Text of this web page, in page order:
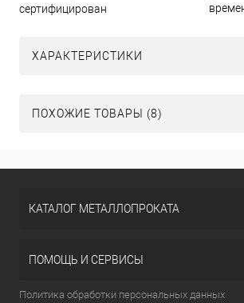
сертифицирован
ХАРАКТЕРИСТИКИ
ПОХОЖИЕ ТОВАРЫ (8)
КАТАЛОГ МЕТАЛЛОПРОКАТА
ПОМОЩЬ И СЕРВИСЫ
Политика обработки персональных данных